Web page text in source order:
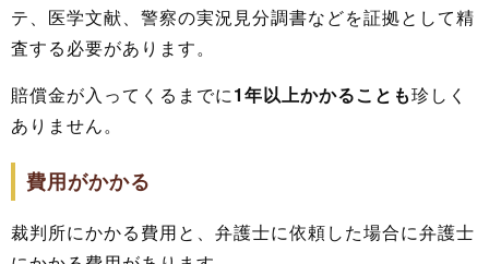
テ、医学文献、警察の実況見分調書などを証拠として精
査する必要があります。
賠償金が入ってくるまでに1年以上かかることも珍しく
ありません。
費用がかかる
裁判所にかかる費用と、弁護士に依頼した場合に弁護士